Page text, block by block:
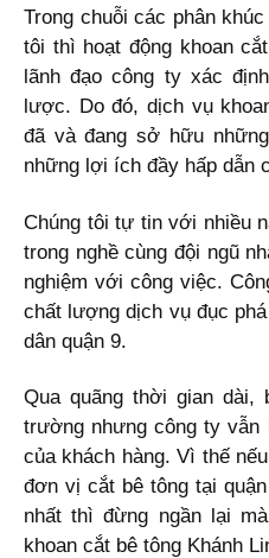
Trong chuỗi các phân
tôi thì hoạt động khoan
lãnh đạo công ty xác
lược. Do đó, dịch vụ
đã và đang sở hữu
những lợi ích đầy hấp dẫn
Chúng tôi tự tin với nhiều
trong nghề cùng đội ngũ
nghiệm với công việc.
chất lượng dịch vụ đục
dân quận 9.
Qua quãng thời gian dài,
trường nhưng công ty
của khách hàng. Vì thế
đơn vị cắt bê tông tại
nhất thì đừng ngần lại
khoan cắt bê tông Khánh